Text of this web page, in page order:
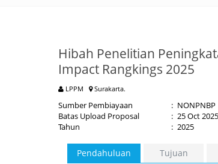
Hibah Penelitian
Impact Rangkings 2025
LPPM Surakarta.
Sumber Pembiayaan : NONPNBP
Batas Upload Proposal
: 25 Oct 2025
Tahun
: 2025
Pendahuluan Tujuan